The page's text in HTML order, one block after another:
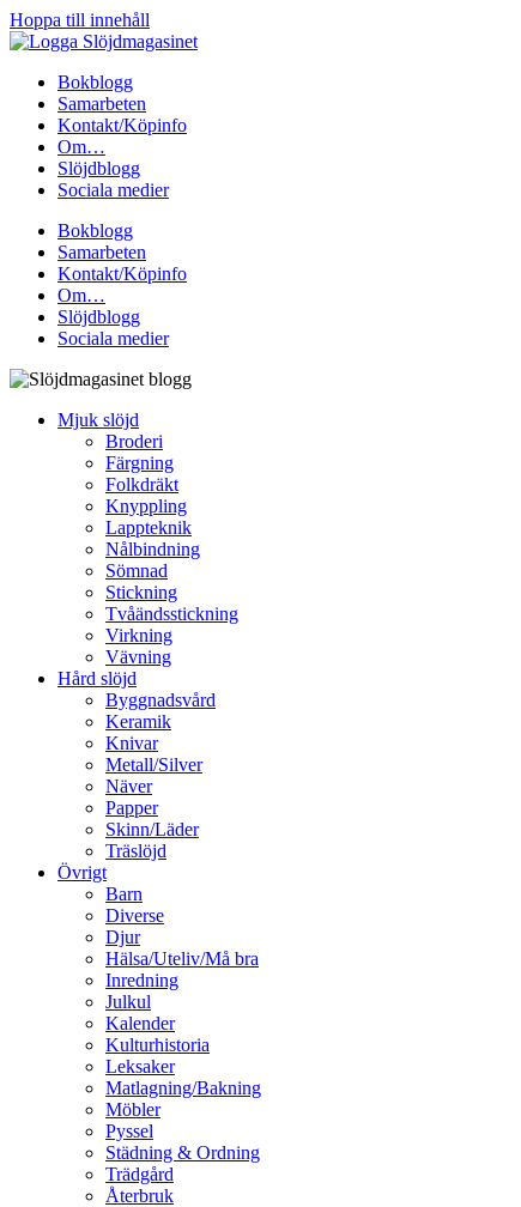
Hoppa till innehåll
Bokblogg
Samarbeten
Kontakt/Köpinfo
Om…
Slöjdblogg
Sociala medier
Bokblogg
Samarbeten
Kontakt/Köpinfo
Om…
Slöjdblogg
Sociala medier
Mjuk slöjd
Broderi
Färgning
Folkdräkt
Knyppling
Lappteknik
Nålbindning
Sömnad
Stickning
Tvåändsstickning
Virkning
Vävning
Hård slöjd
Byggnadsvård
Keramik
Knivar
Metall/Silver
Näver
Papper
Skinn/Läder
Träslöjd
Övrigt
Barn
Diverse
Djur
Hälsa/Uteliv/Må bra
Inredning
Julkul
Kalender
Kulturhistoria
Leksaker
Matlagning/Bakning
Möbler
Pyssel
Städning & Ordning
Trädgård
Återbruk